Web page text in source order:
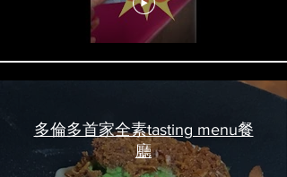
#torontofood
多倫多首家全素tasting menu餐
廳